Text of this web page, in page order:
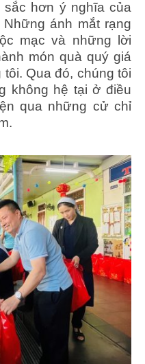
sắc hơn ý nghĩa của
ánh mắt rạng
mạc và những lời
món quà quý giá
Qua đó, chúng tôi
không hệ tại ở điều
qua những cử chỉ